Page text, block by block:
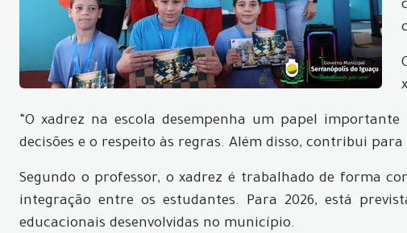
“O xadrez na escola desempenha um papel
decisões e o respeito às regras. Além disso, contribui
Segundo o professor, o xadrez é trabalhado de forma
integração entre os estudantes. Para 2026, está
educacionais desenvolvidas no município.